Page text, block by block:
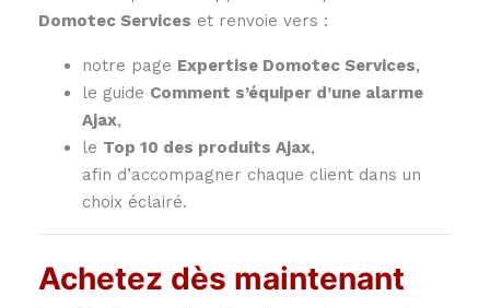
Domotec Services et renvoie vers :
notre page Expertise Domotec Services,
le guide Comment s’équiper d’une alarme
Ajax,
le Top 10 des produits Ajax,
afin d’accompagner chaque client dans un
choix éclairé.
Achetez dès maintenant